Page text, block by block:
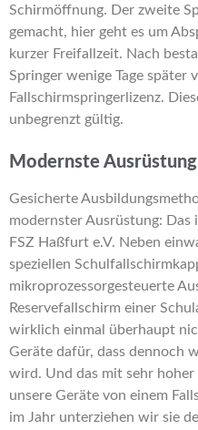
Schirmöffnung. Der zweite
gemacht, hier geht es um
kurzer Freifallzeit. Nach
Springer wenige Tage später
Fallschirmspringerlizenz.
unbegrenzt gültig.
Modernste Ausrüstung
Gesicherte
modernster Ausrüstung: Das
FSZ Haßfurt e.V. Neben
speziellen
mikroprozessorgesteuerte
Reservefallschirm einer
wirklich einmal überhaupt
Geräte dafür, dass dennoch
wird. Und das mit sehr
unsere Geräte von einem
im Jahr unterziehen wir sie